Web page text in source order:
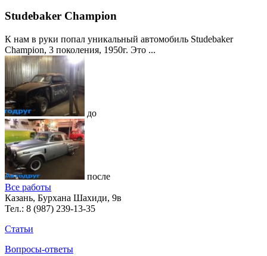
Studebaker Champion
К нам в руки попал уникальный автомобиль Studebaker
Champion, 3 поколения, 1950г. Это ...
до
после
Все работы
Казань, Бурхана Шахиди, 9в
Тел.: 8 (987) 239-13-35
Статьи
Вопросы-ответы